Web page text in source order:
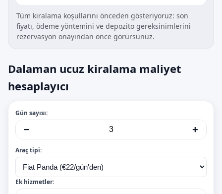
Tüm kiralama koşullarını önceden gösteriyoruz: son
fiyatı, ödeme yöntemini ve depozito gereksinimlerini
rezervasyon onayından önce görürsünüz.
Dalaman ucuz kiralama maliyet
hesaplayıcı
Gün sayısı:
− +
Araç tipi:
Ek hizmetler: